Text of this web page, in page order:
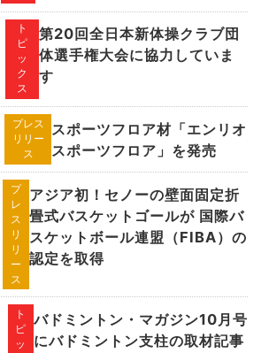
ト
ピ
ッ
ク
ス
第20回全日本新体操クラブ団
体選手権大会に協力していま
す
プレス
リリー
ス
スポーツフロア材「エンリオ
スポーツフロア」を発売
プ
レ
ス
リ
リ
ー
ス
アジア初！セノーの壁面固定折
畳式バスケットゴールが 国際バ
スケットボール連盟（FIBA）の
認定を取得
ト
ピ
ッ
バドミントン・マガジン10月号
にバドミントン支柱の取材記事